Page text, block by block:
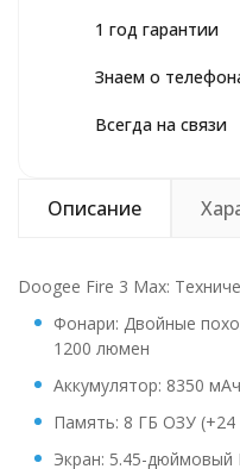
1 год гарантии
Знаем о
Всегда на связи
Описание
Doogee Fire 3 Max:
Фонари: Двойные
1200 люмен
Аккумулятор: 8350
Память: 8 ГБ ОЗУ
Экран: 5.45-дюймовый